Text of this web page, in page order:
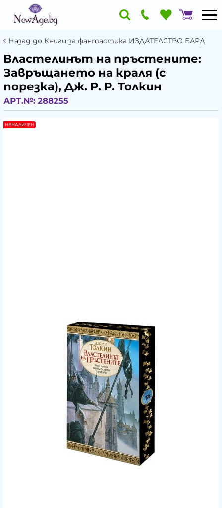
Назад до Книги за фантастика ИЗДАТЕЛСТВО БАРД
Властелинът на пръстените:
Завръщането на краля (с
порезка), Дж. Р. Р. Толкин
АРТ.№: 288255
НЕНАЛИЧЕН